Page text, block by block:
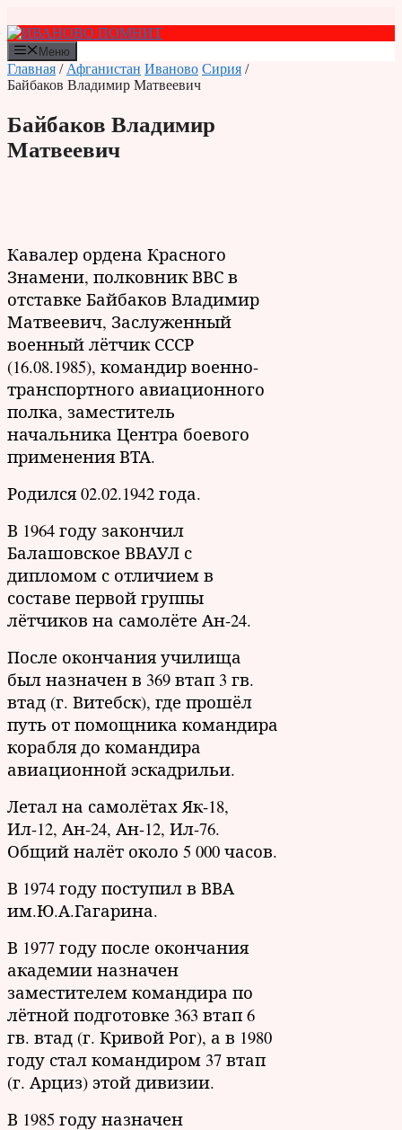
к
содержимому
Меню
Главная / Афганистан Иваново Сирия /
Байбаков Владимир Матвеевич
Байбаков Владимир
Матвеевич
Кавалер ордена Красного
Знамени, полковник ВВС в
отставке Байбаков Владимир
Матвеевич, Заслуженный
военный лётчик СССР
(16.08.1985), командир военно-
транспортного авиационного
полка, заместитель
начальника Центра боевого
применения ВТА.
Родился 02.02.1942 года.
В 1964 году закончил
Балашовское ВВАУЛ с
дипломом с отличием в
составе первой группы
лётчиков на самолёте Ан-24.
После окончания училища
был назначен в 369 втап 3 гв.
втад (г. Витебск), где прошёл
путь от помощника командира
корабля до командира
авиационной эскадрильи.
Летал на самолётах Як-18,
Ил-12, Ан-24, Ан-12, Ил-76.
Общий налёт около 5 000 часов.
В 1974 году поступил в ВВА
им.Ю.А.Гагарина.
В 1977 году после окончания
академии назначен
заместителем командира по
лётной подготовке 363 втап 6
гв. втад (г. Кривой Рог), а в 1980
году стал командиром 37 втап
(г. Арциз) этой дивизии.
В 1985 году назначен